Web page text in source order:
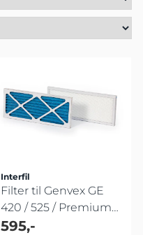
Interfil
Filter til Genvex GE
420 / 525 / Premium
2 (før ...
595,-